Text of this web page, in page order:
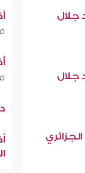
جلال
جلال